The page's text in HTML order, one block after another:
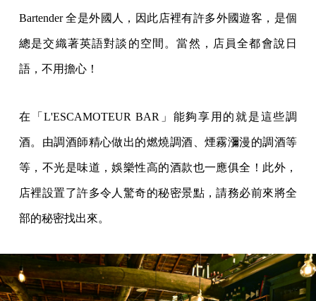
Bartender 全是外國人，因此店裡有許多外國遊客，是個
總是交織著英語對談的空間。當然，店員全都會說日
語，不用擔心！
在「L'ESCAMOTEUR BAR」能夠享用的就是這些調
酒。由調酒師精心做出的燃燒調酒、煙霧瀰漫的調酒等
等，不光是味道，娛樂性高的酒款也一應俱全！此外，
店裡設置了許多令人驚奇的秘密景點，請務必前來將全
部的秘密找出來。